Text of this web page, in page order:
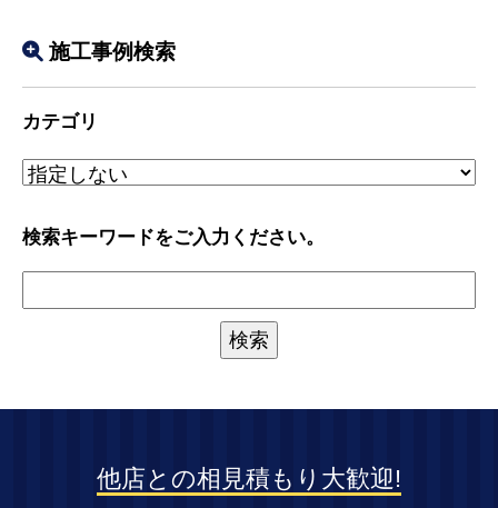
施工事例検索
カテゴリ
検索キーワードをご入力ください。
他店との相見積もり大歓迎!